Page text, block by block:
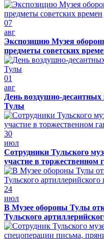
07
авг
Экспозицию Музея
предметы советских
01
авг
День воздушно-
Тулы
30
июл
Сотрудники Тульского
участие в
24
июл
В Музее обороны Тулы
Тульского